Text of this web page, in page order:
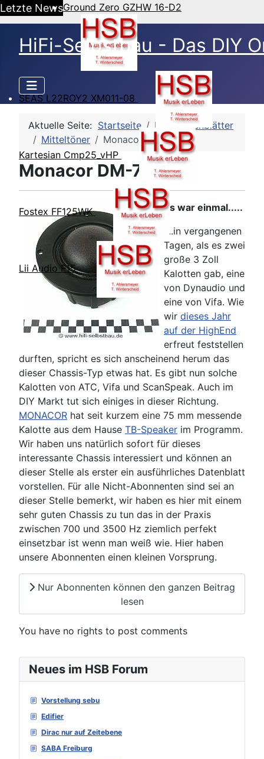
Letzte NewsGround Zero GZHW 16-D2
SEAS L22ROY2 XM011-08
Kartesian Cmp25_vHP
Fostex FF125WK
Lii Audio F15
HiFi-Selbstbau - Das DIY
Neues im HSB Forum
Vorstellung sebu
Edifier
Dirac nur auf Zeitebene
SABA Freiburg
Aktuelle Seite: Startseite
HSB-Datenblätter
Mitteltöner
Monacor DM-75TB
Monacor DM-75TB
Es war einmal.....
....in vergangenen
Tagen, als es zwei
große 3 Zoll
Kalotten gab, eine
von Dynaudio und
eine von Vifa. Wie
wir dieses Jahr
auf der HighEnd
erfreut feststellen
durften, spricht es sich anscheinend herum das
dieser Chassis-Typ etwas hat. Es gibt nun solche
Kalotten von ATC, Vifa und ScanSpeak. Auch im
DIY Markt tut sich einiges in dieser Richtung.
MONACOR hat seit kurzem eine 75 mm messende
Kalotte aus dem Hause TB-Speaker im Programm.
Wir haben uns natürlich sofort für dieses
interessante Chassis interessiert und können an
dieser Stelle als erster ein ausführliches Datenblatt
vorstellen. Für alle Nicht-Abonnenten sind sei an
dieser Stelle bemerkt, wir haben es hier mit einem
sehr guten Chassis zu tun das in der Praxis
zwischen 700 und 3500 Hz ziemlich perfekt
einsetzbar ist wenn man weiß wie. Hier haben
unsere Abonnenten einen kleinen Vorsprung.
Nur Abonnenten können den ganzen Beitrag
lesen
You have no rights to post comments